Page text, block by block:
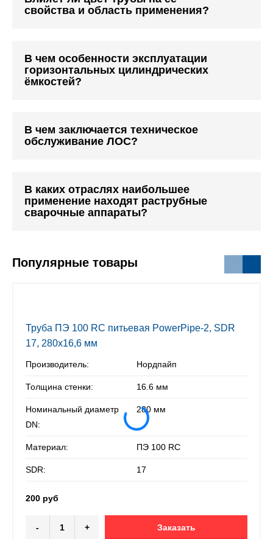
свойства и область применения?
В чем особенности эксплуатации
горизонтальных цилиндрических
ёмкостей?
В чем заключается техническое
обслуживание ЛОС?
В каких отраслях наибольшее
применение находят раструбные
сварочные аппараты?
Популярные товары
Труба ПЭ 100 RC питьевая PowerPipe-2, SDR
17, 280х16,6 мм
Производитель: Нордпайп
Толщина стенки: 16.6 мм
Номинальный диаметр
DN:
280 мм
Материал: ПЭ 100 RC
SDR: 17
200 руб
- + Заказать